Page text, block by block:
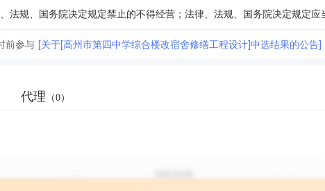
前参与 [关于[高州市第四中学综合楼改宿舍修缮工程设计]中选结果的公告]
代理 （0）